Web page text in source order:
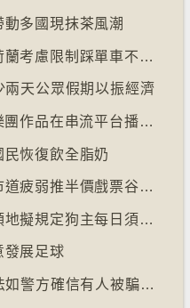
動多國現抹茶風潮
【十萬八千里】單車大國荷蘭考慮限制踩單車不高於時速廿五公里
兩天公眾假期以振經濟
【十萬八千里】全AI生成樂團作品在串流平台播放率累積過百萬
民恢復飲全脂奶
【十萬八千里】美國戲院市道疲弱推半價戲票谷生意
【十萬八千里】澳洲首都領地擬規定狗主每日須陪狗隻三小時
發展足球
【十萬八千里】⁠新加坡新法如警方確信有人被騙可凍結其戶口